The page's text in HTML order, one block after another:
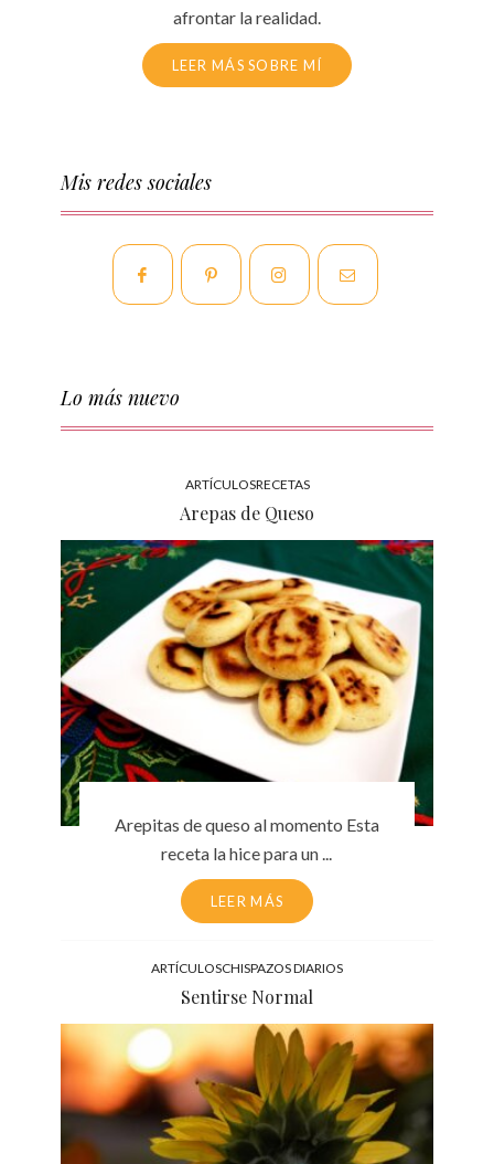
afrontar la realidad.
LEER MÁS SOBRE MÍ
Mis redes sociales
Lo más nuevo
ARTÍCULOSRECETAS
Arepas de Queso
Arepitas de queso al momento Esta
receta la hice para un ...
LEER MÁS
ARTÍCULOSCHISPAZOS DIARIOS
Sentirse Normal